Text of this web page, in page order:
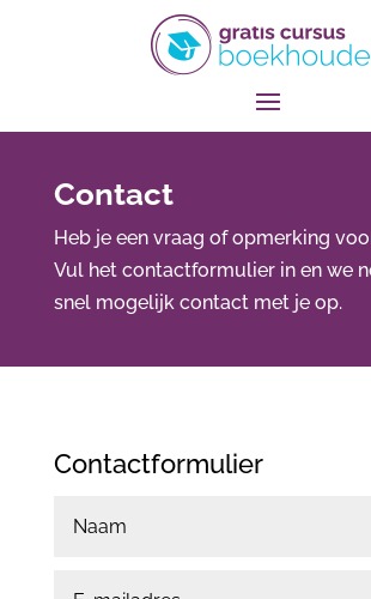
Contact
Heb je een vraag of opmerking
Vul het contactformulier in en we
snel mogelijk contact met je op.
Contactformulier